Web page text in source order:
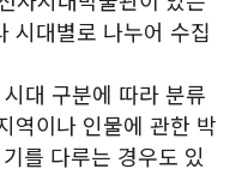
시대별로 나누어 수집
대 구분에 따라 분류
역이나 인물에 관한 박
를 다루는 경우도 있